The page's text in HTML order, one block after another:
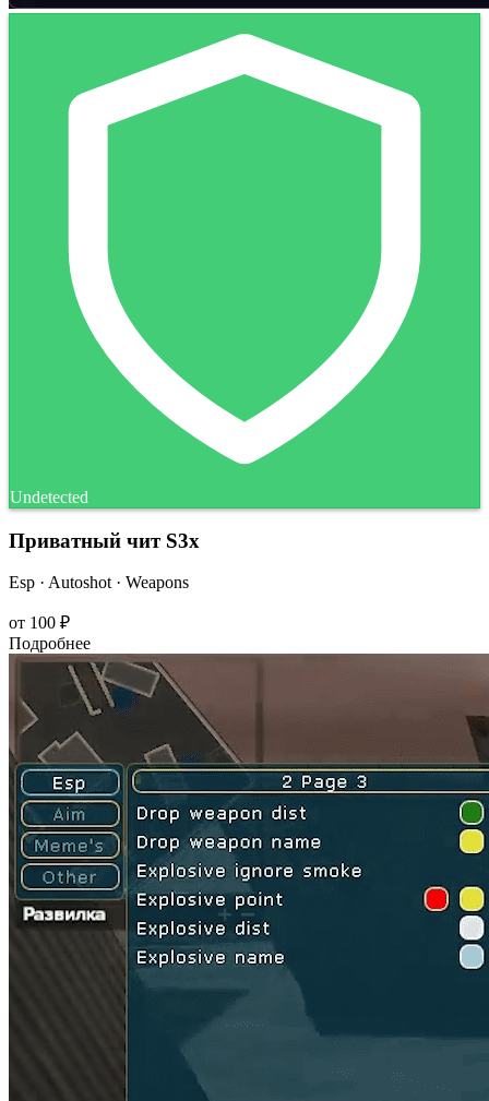
Undetected
Приватный чит S3x
Esp · Autoshot · Weapons
от 100 ₽
Подробнее